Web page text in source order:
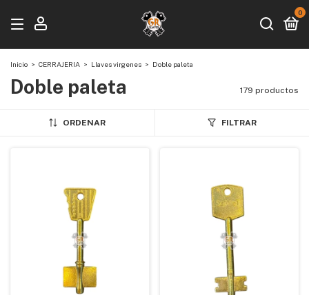
0
Inicio > CERRAJERIA > Llaves virgenes > Doble paleta
Doble paleta 179 productos
ORDENAR FILTRAR